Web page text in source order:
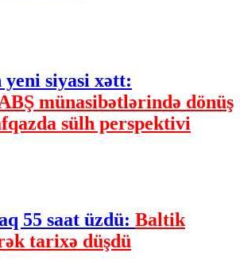
yeni siyasi xətt:
münasibətlərində dönüş
sülh perspektivi
55 saat üzdü: Baltik
tarixə düşdü